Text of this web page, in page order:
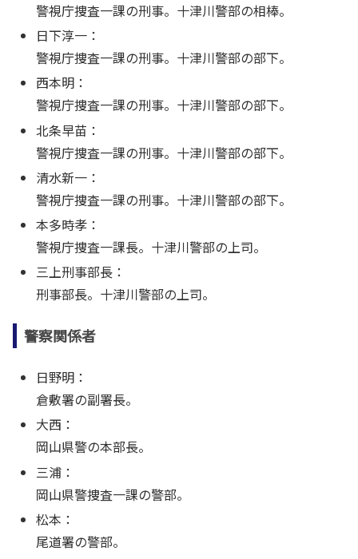
警視庁捜査一課の刑事。十津川警部の相棒。
日下淳一：
警視庁捜査一課の刑事。十津川警部の部下。
西本明：
警視庁捜査一課の刑事。十津川警部の部下。
北条早苗：
警視庁捜査一課の刑事。十津川警部の部下。
清水新一：
警視庁捜査一課の刑事。十津川警部の部下。
本多時孝：
警視庁捜査一課長。十津川警部の上司。
三上刑事部長：
刑事部長。十津川警部の上司。
警察関係者
日野明：
倉敷署の副署長。
大西：
岡山県警の本部長。
三浦：
岡山県警捜査一課の警部。
松本：
尾道署の警部。